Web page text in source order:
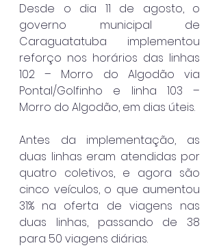
Desde o dia 11 de agosto, o
governo municipal de
Caraguatatuba implementou
reforço nos horários das linhas
102 – Morro do Algodão via
Pontal/Golfinho e linha 103 –
Morro do Algodão, em dias úteis.
Antes da implementação, as
duas linhas eram atendidas por
quatro coletivos, e agora são
cinco veículos, o que aumentou
31% na oferta de viagens nas
duas linhas, passando de 38
para 50 viagens diárias.